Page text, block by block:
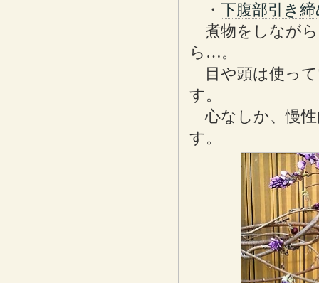
・ 下腹部引き
煮物をしなが
ら…。
目や頭は使って
す。
心なしか、慢性
す。